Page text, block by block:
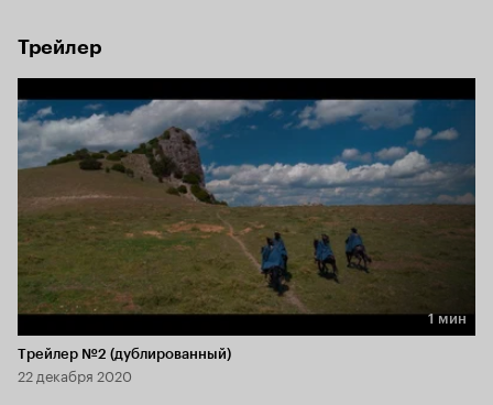
Трейлер
Длительность 1 мин
1 мин
Трейлер №2 (дублированный)
22 декабря 2020